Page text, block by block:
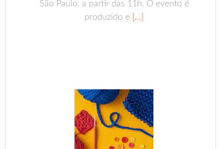
São Paulo, a partir das 11h. O evento é
produzido e […]